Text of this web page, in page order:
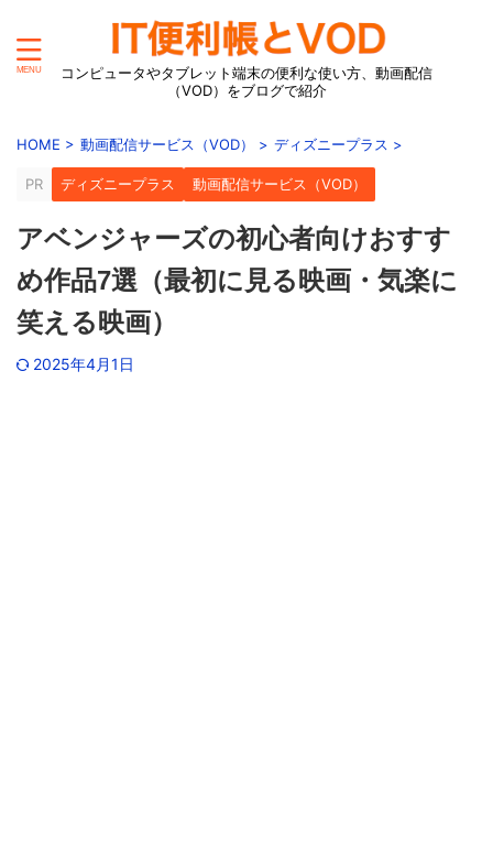
コンピュータやタブレット端末の便利な使い方、動画配信
（VOD）をブログで紹介
HOME > 動画配信サービス（VOD） > ディズニープラス >
PR ディズニープラス 動画配信サービス（VOD）
アベンジャーズの初心者向けおすす
め作品7選（最初に見る映画・気楽に
笑える映画）
2025年4月1日